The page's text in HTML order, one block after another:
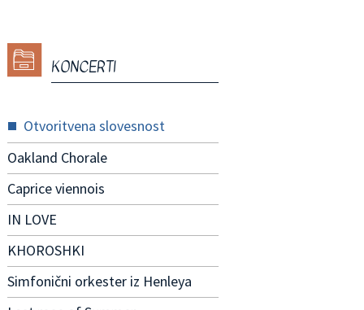
KONCERTI
Otvoritvena slovesnost
Oakland Chorale
Caprice viennois
IN LOVE
KHOROSHKI
Simfonični orkester iz Henleya